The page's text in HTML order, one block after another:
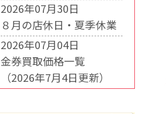
2026年07月30日
８月の店休日・夏季休業
2026年07月04日
金券買取価格一覧
（2026年7月4日更新）